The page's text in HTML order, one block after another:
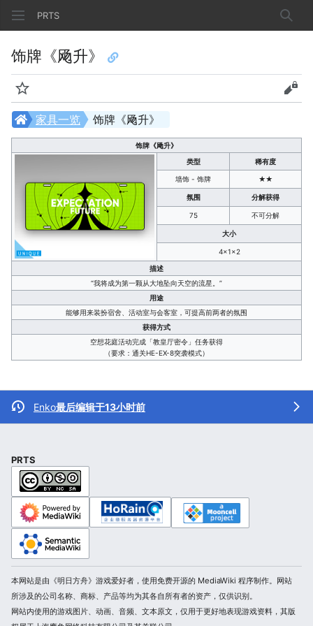
PRTS 搜索
饰牌《飏升》
监视 查看
饰牌《飏升》
家具一览
饰牌《飏升》
类型
稀有度
墙饰 - 饰牌 ★★
氛围 分解获得
75 不可分解
大小
4×1×2
描述
“我将成为第一颗从大地坠向天空的流星。”
用途
能够用来装扮宿舍、活动室与会客室，可提高前两者的氛围
获得方式
空想花庭活动完成「教皇厅密令」任务获得
（要求：通关HE-EX-8突袭模式）
Enko最后编辑于13小时前
PRTS
本网站是由《明日方舟》游戏爱好者，使用免费开源的 MediaWiki 程序制作。网站
所涉及的公司名称、商标、产品等均为其各自所有者的资产，仅供识别。
网站内使用的游戏图片、动画、音频、文本原文，仅用于更好地表现游戏资料，其版